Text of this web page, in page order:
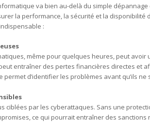
va bien au-delà du simple dépannage
la performance, la sécurité et la disponibilité
:
même pour quelques heures, peut avoir
entraîner des pertes financières directes et
permet d’identifier les problèmes avant qu’ils
ciblées par les cyberattaques. Sans une
ce qui pourrait entraîner des sanctions